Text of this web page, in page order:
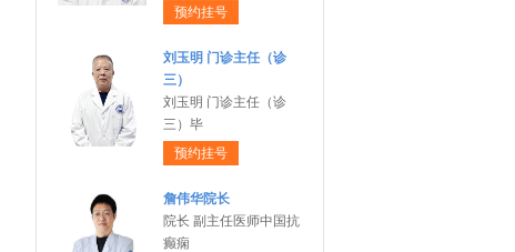
预约挂号
刘玉明 门诊主任（诊
三）
刘玉明 门诊主任（诊
三）毕
预约挂号
詹伟华院长
院长 副主任医师中国抗
癫痫